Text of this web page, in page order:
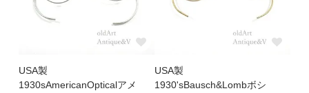
USA製
1930sAmericanOpticalアメ
USA製
1930'sBausch&Lombボシ